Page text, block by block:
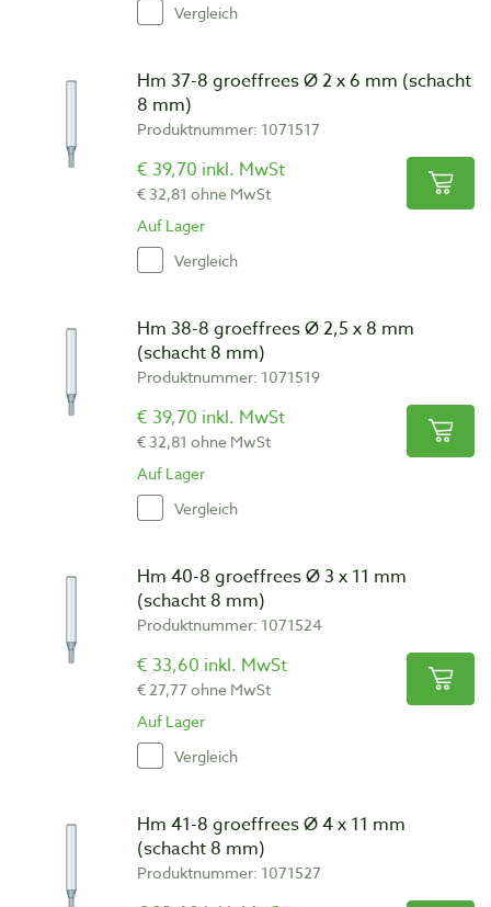
Vergleich
Hm 37-8 groeffrees Ø 2 x 6 mm (schacht
8 mm)
Produktnummer: 1071517
€ 39,70 inkl. MwSt
€ 32,81 ohne MwSt
Auf Lager
Vergleich
Hm 38-8 groeffrees Ø 2,5 x 8 mm
(schacht 8 mm)
Produktnummer: 1071519
€ 39,70 inkl. MwSt
€ 32,81 ohne MwSt
Auf Lager
Vergleich
Hm 40-8 groeffrees Ø 3 x 11 mm
(schacht 8 mm)
Produktnummer: 1071524
€ 33,60 inkl. MwSt
€ 27,77 ohne MwSt
Auf Lager
Vergleich
Hm 41-8 groeffrees Ø 4 x 11 mm
(schacht 8 mm)
Produktnummer: 1071527